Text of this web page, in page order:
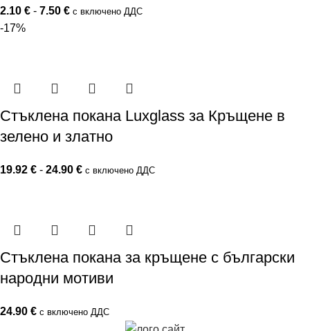
2.10 € - 7.50 € с включено ДДС
-17%
Стъклена покана Luxglass за Кръщене в
зелено и златно
19.92 € - 24.90 € с включено ДДС
Стъклена покана за кръщене с български
народни мотиви
24.90 € с включено ДДС